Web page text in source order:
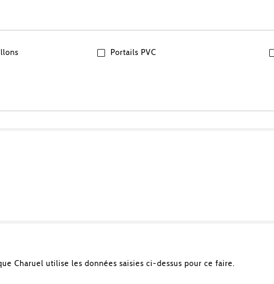
Portails PVC
Charuel utilise les données saisies ci-dessus pour ce faire.